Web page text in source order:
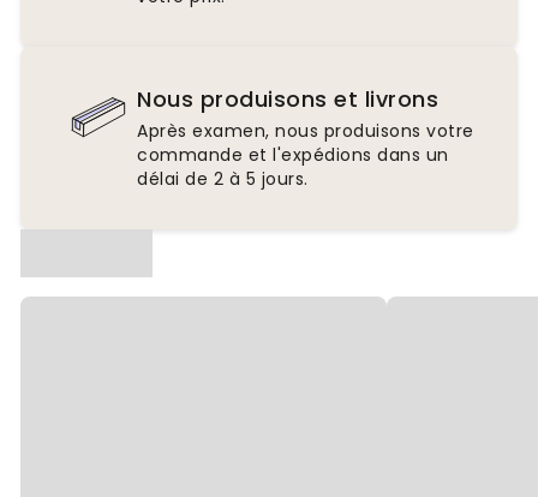
Nous produisons et livrons
Après examen, nous produisons votre
commande et l'expédions dans un
délai de 2 à 5 jours.